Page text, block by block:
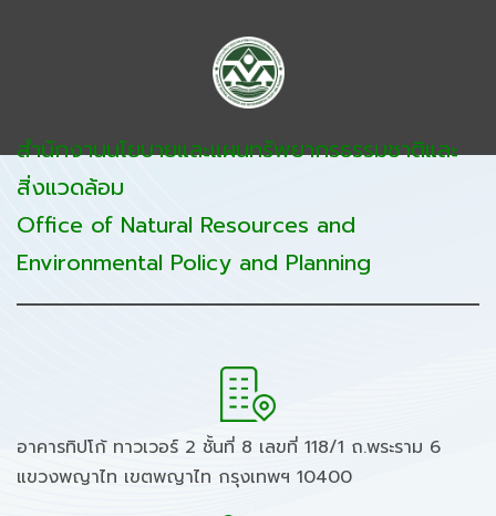
สำนักงานนโยบายและแผนทรัพยากรธรรมชาติและ
สิ่งแวดล้อม
Office of Natural Resources and
Environmental Policy and Planning
อาคารทิปโก้ ทาวเวอร์ 2 ชั้นที่ 8 เลขที่ 118/1 ถ.พระราม 6
แขวงพญาไท เขตพญาไท กรุงเทพฯ 10400